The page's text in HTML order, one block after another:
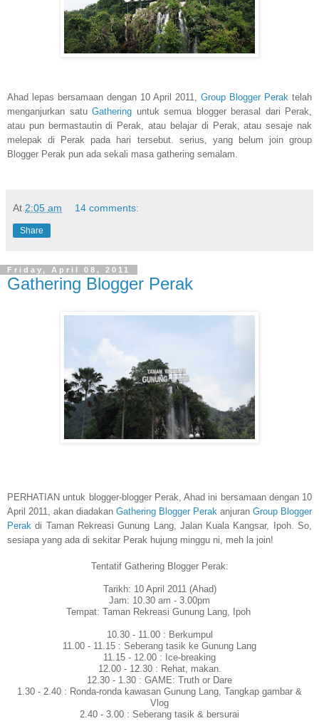
Ahad lepas bersamaan dengan 10 April 2011, Group Blogger Perak telah
menganjurkan satu Gathering untuk semua blogger berasal dari Perak,
atau pun bermastautin di Perak, atau belajar di Perak, atau sesaje nak
melepak di Perak pada hari tersebut. serius, yang belum join group
Blogger Perak pun ada sekali masa gathering semalam.
At 2:05 am 14 comments:
Share
Friday, April 08, 2011
Gathering Blogger Perak
PERHATIAN untuk blogger-blogger Perak, Ahad ini bersamaan dengan 10
April 2011, akan diadakan Gathering Blogger Perak anjuran Group Blogger
Perak di Taman Rekreasi Gunung Lang, Jalan Kuala Kangsar, Ipoh. So,
sesiapa yang ada di sekitar Perak hujung minggu ni, meh la join!
Tentatif Gathering Blogger Perak:
Tarikh: 10 April 2011 (Ahad)
Jam: 10.30 am - 3.00pm
Tempat: Taman Rekreasi Gunung Lang, Ipoh
10.30 - 11.00 : Berkumpul
11.00 - 11.15 : Seberang tasik ke Gunung Lang
11.15 - 12.00 : Ice-breaking
12.00 - 12.30 : Rehat, makan.
12.30 - 1.30 : GAME: Truth or Dare
1.30 - 2.40 : Ronda-ronda kawasan Gunung Lang, Tangkap gambar &
Vlog
2.40 - 3.00 : Seberang tasik & bersurai